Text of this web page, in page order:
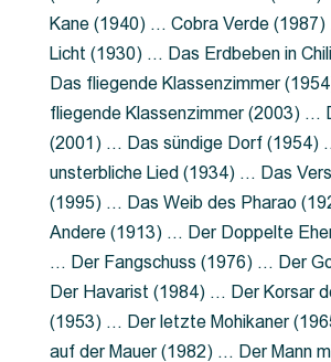
Kane (1940) … Cobra Verde
Licht (1930) … Das Erdbeben in
Das fliegende Klassenzimmer
fliegende Klassenzimmer (2003) …
(2001) … Das sündige Dorf (1954)
unsterbliche Lied (1934) … Das
(1995) … Das Weib des Pharao
Andere (1913) … Der Doppelte
… Der Fangschuss (1976) … Der
Der Havarist (1984) … Der Korsar
(1953) … Der letzte Mohikaner
auf der Mauer (1982) … Der Mann